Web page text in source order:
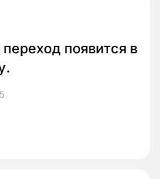
появится в